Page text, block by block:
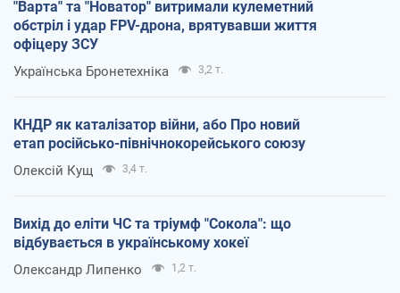
"Варта" та "Новатор" витримали кулеметний
обстріл і удар FPV-дрона, врятувавши життя
офіцеру ЗСУ
Українська Бронетехніка 3,2 т.
КНДР як каталізатор війни, або Про новий
етап російсько-північнокорейського союзу
Олексій Кущ 3,4 т.
Вихід до еліти ЧС та тріумф "Сокола": що
відбувається в українському хокеї
Олександр Липенко 1,2 т.